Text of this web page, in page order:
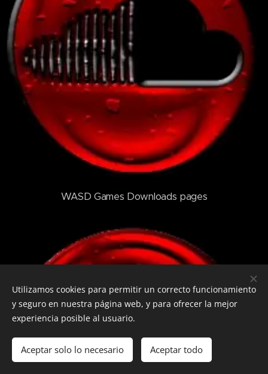
WASD Games Downloads pages
¡Crea tu página web gratis! Comenzar
Utilizamos cookies para permitir un correcto funcionamiento
y seguro en nuestra página web, y para ofrecer la mejor
experiencia posible al usuario.
Aceptar solo lo necesario Aceptar todo